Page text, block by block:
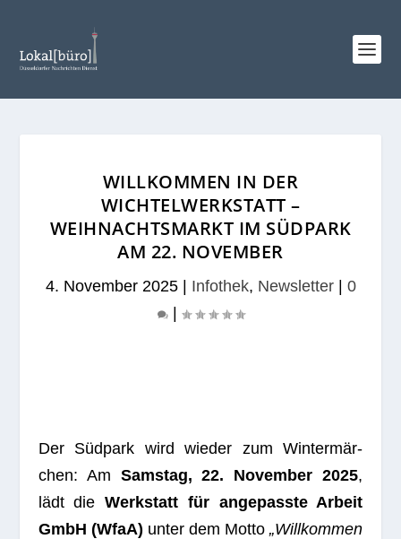
WILLKOMMEN IN DER
WICHTELWERKSTATT –
WEIHNACHTSMARKT IM SÜDPARK
AM 22. NOVEMBER
4. November 2025| Infothek, Newsletter| 0
|
Der Süd­park wird wie­der zum Win­ter­mär­
chen: Am Sams­tag, 22. Novem­ber 2025,
lädt dieWerk­statt für ange­passte Arbeit
GmbH (WfaA) unter dem Motto„Will­kom­men